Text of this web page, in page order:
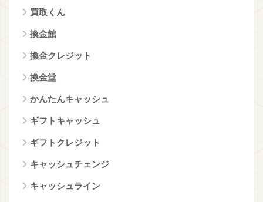
買取くん
換金館
換金クレジット
換金堂
かんたんキャッシュ
ギフトキャッシュ
ギフトクレジット
キャッシュチェンジ
キャッシュライン